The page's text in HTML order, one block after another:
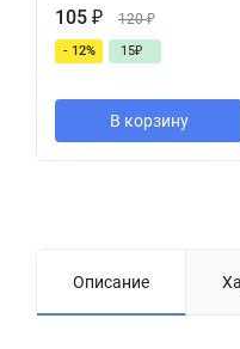
105 ₽ 120₽
- 12% 15₽
В корзину
Описание